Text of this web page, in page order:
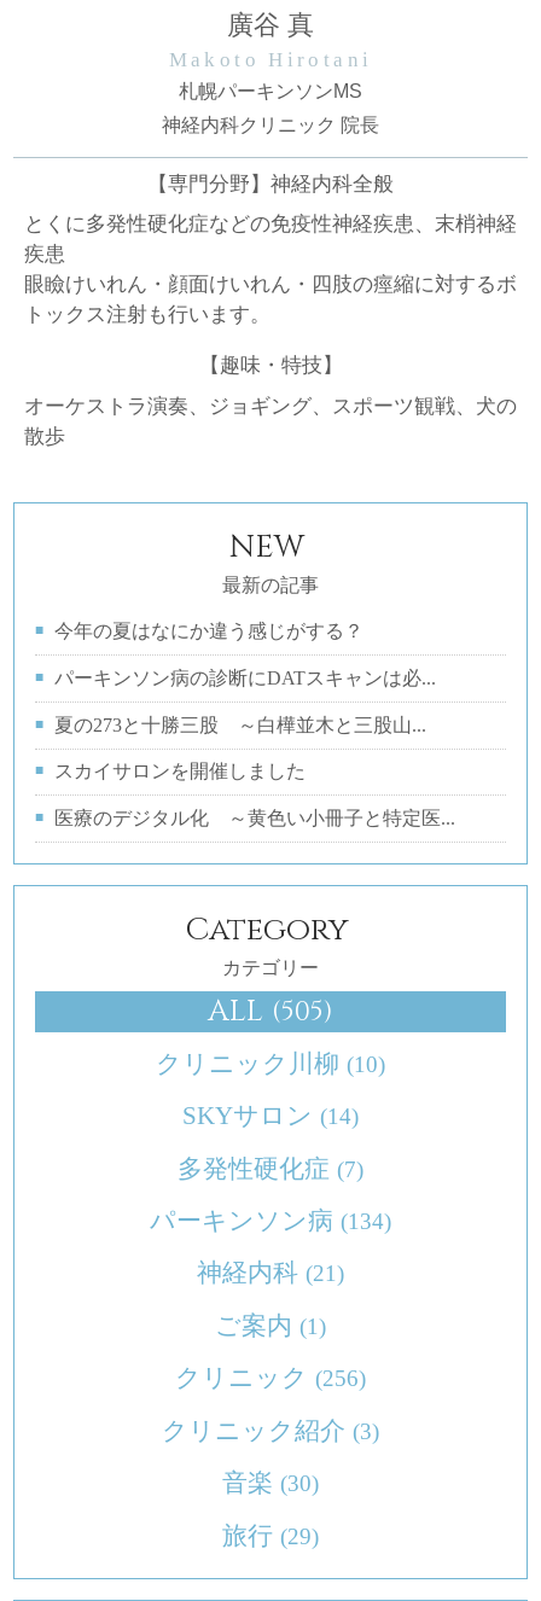
廣谷 真
Makoto Hirotani
札幌パーキンソンMS
神経内科クリニック 院長
【専門分野】神経内科全般
とくに多発性硬化症などの免疫性神経疾患、末梢神経
疾患
眼瞼けいれん・顔面けいれん・四肢の痙縮に対するボ
トックス注射も行います。
【趣味・特技】
オーケストラ演奏、ジョギング、スポーツ観戦、犬の
散歩
NEW
最新の記事
今年の夏はなにか違う感じがする？
パーキンソン病の診断にDATスキャンは必...
夏の273と十勝三股 ～白樺並木と三股山...
スカイサロンを開催しました
医療のデジタル化 ～黄色い小冊子と特定医...
Category
カテゴリー
ALL (505)
クリニック川柳 (10)
SKYサロン (14)
多発性硬化症 (7)
パーキンソン病 (134)
神経内科 (21)
ご案内 (1)
クリニック (256)
クリニック紹介 (3)
音楽 (30)
旅行 (29)